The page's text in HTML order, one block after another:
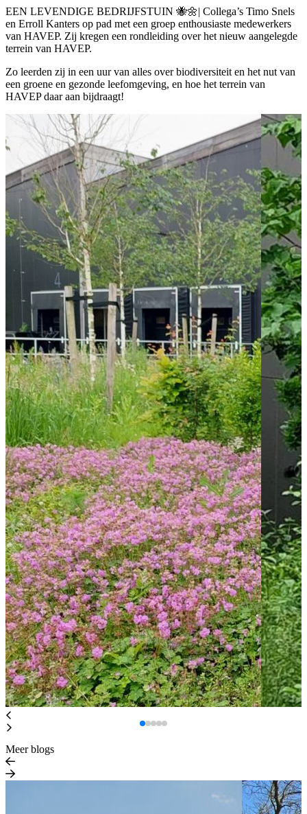
EEN LEVENDIGE BEDRIJFSTUIN 🐝🌼| Collega’s Timo Snels
en Erroll Kanters op pad met een groep enthousiaste medewerkers
van HAVEP. Zij kregen een rondleiding over het nieuw aangelegde
terrein van HAVEP.
Zo leerden zij in een uur van alles over biodiversiteit en het nut van
een groene en gezonde leefomgeving, en hoe het terrein van
HAVEP daar aan bijdraagt!
Meer blogs